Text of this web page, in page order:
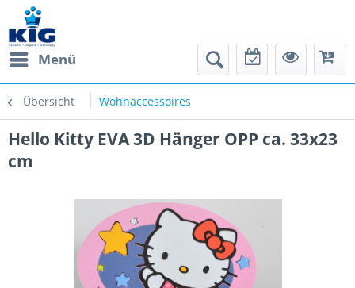
Menü
Übersicht Wohnaccessoires
Hello Kitty EVA 3D Hänger OPP ca. 33x23
cm